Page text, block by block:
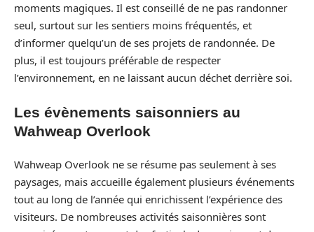
moments magiques. Il est conseillé de ne pas randonner
seul, surtout sur les sentiers moins fréquentés, et
d’informer quelqu’un de ses projets de randonnée. De
plus, il est toujours préférable de respecter
l’environnement, en ne laissant aucun déchet derrière soi.
Les évènements saisonniers au
Wahweap Overlook
Wahweap Overlook ne se résume pas seulement à ses
paysages, mais accueille également plusieurs événements
tout au long de l’année qui enrichissent l’expérience des
visiteurs. De nombreuses activités saisonnières sont